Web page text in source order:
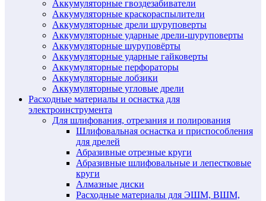
Аккумуляторные гвоздезабиватели
Аккумуляторные краскораспылители
Аккумуляторные дрели шуруповерты
Аккумуляторные ударные дрели-шуруповерты
Аккумуляторные шуруповёрты
Аккумуляторные ударные гайковерты
Аккумуляторные перфораторы
Аккумуляторные лобзики
Аккумуляторные угловые дрели
Расходные материалы и оснастка для
электроинструмента
Для шлифования, отрезания и полирования
Шлифовальная оснастка и приспособления
для дрелей
Абразивные отрезные круги
Абразивные шлифовальные и лепестковые
круги
Алмазные диски
Расходные материалы для ЭШМ, ВШМ,